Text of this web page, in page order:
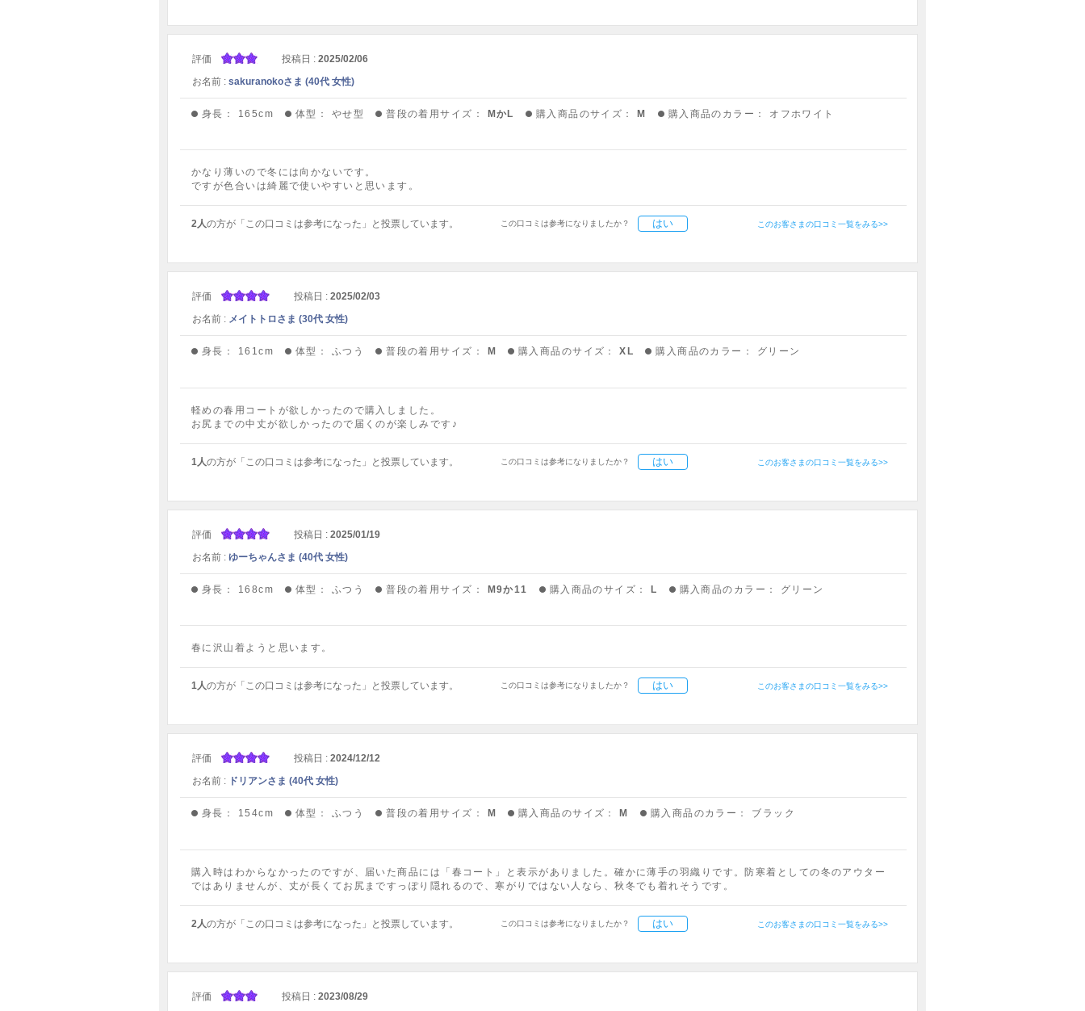
評価 投稿日 : 2025/02/06
お名前 : sakuranokoさま (40代 女性)
身長： 165cm 体型： やせ型 普段の着用サイズ： МかL 購入商品のサイズ： M 購入商品のカラー： オフホワイト
かなり薄いので冬には向かないです。
ですが色合いは綺麗で使いやすいと思います。
この口コミは参考になりましたか？ はい
2人の方が「この口コミは参考になった」と投票しています。 このお客さまの口コミ一覧をみる>>
評価 投稿日 : 2025/02/03
お名前 : メイトトロさま (30代 女性)
身長： 161cm 体型： ふつう 普段の着用サイズ： M 購入商品のサイズ： XL 購入商品のカラー： グリーン
軽めの春用コートが欲しかったので購入しました。
お尻までの中丈が欲しかったので届くのが楽しみです♪
この口コミは参考になりましたか？ はい
1人の方が「この口コミは参考になった」と投票しています。 このお客さまの口コミ一覧をみる>>
評価 投稿日 : 2025/01/19
お名前 : ゆーちゃんさま (40代 女性)
身長： 168cm 体型： ふつう 普段の着用サイズ： M9か11 購入商品のサイズ： L 購入商品のカラー： グリーン
春に沢山着ようと思います。
この口コミは参考になりましたか？ はい
1人の方が「この口コミは参考になった」と投票しています。 このお客さまの口コミ一覧をみる>>
評価 投稿日 : 2024/12/12
お名前 : ドリアンさま (40代 女性)
身長： 154cm 体型： ふつう 普段の着用サイズ： M 購入商品のサイズ： M 購入商品のカラー： ブラック
購入時はわからなかったのですが、届いた商品には「春コート」と表示がありました。確かに薄手の羽織りです。防寒着としての冬のアウター
ではありませんが、丈が長くてお尻まですっぽり隠れるので、寒がりではない人なら、秋冬でも着れそうです。
この口コミは参考になりましたか？ はい
2人の方が「この口コミは参考になった」と投票しています。 このお客さまの口コミ一覧をみる>>
評価 投稿日 : 2023/08/29